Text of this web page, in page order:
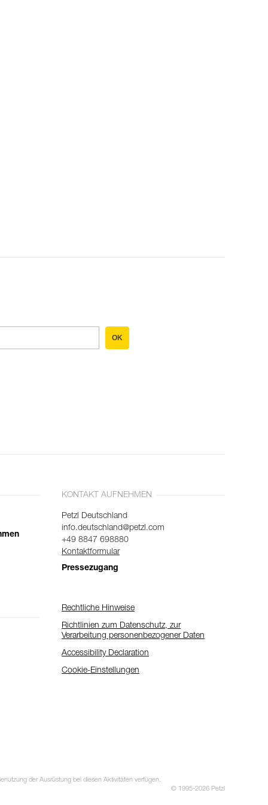
OK
KONTAKT AUFNEHMEN
Petzl Deutschland
info.deutschland@petzl.com
+49 8847 698880
Kontaktformular
Pressezugang
Rechtliche Hinweise
Richtlinien zum Datenschutz, zur
Verarbeitung personenbezogener Daten
Accessibility Declaration
Cookie-Einstellungen
der Ausrüstung bei diesen Aktivitäten verfügen.
© 1995-2026 Petzl